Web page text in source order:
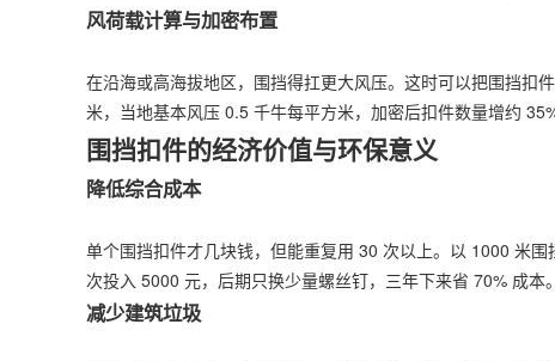
风荷载计算与加密布置
在沿海或高海拔地区，围挡得扛更大风压。这时可以把围挡扣
米，当地基本风压 0.5 千牛每平方米，加密后扣件数量增约
围挡扣件的经济价值与环保意义
降低综合成本
单个围挡扣件才几块钱，但能重复用 30 次以上。以 1000 米
次投入 5000 元，后期只换少量螺丝钉，三年下来省 70% 成本
减少建筑垃圾